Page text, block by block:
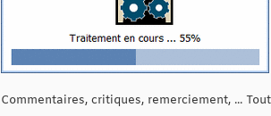
Commentaires, critiques, remerciement, ...